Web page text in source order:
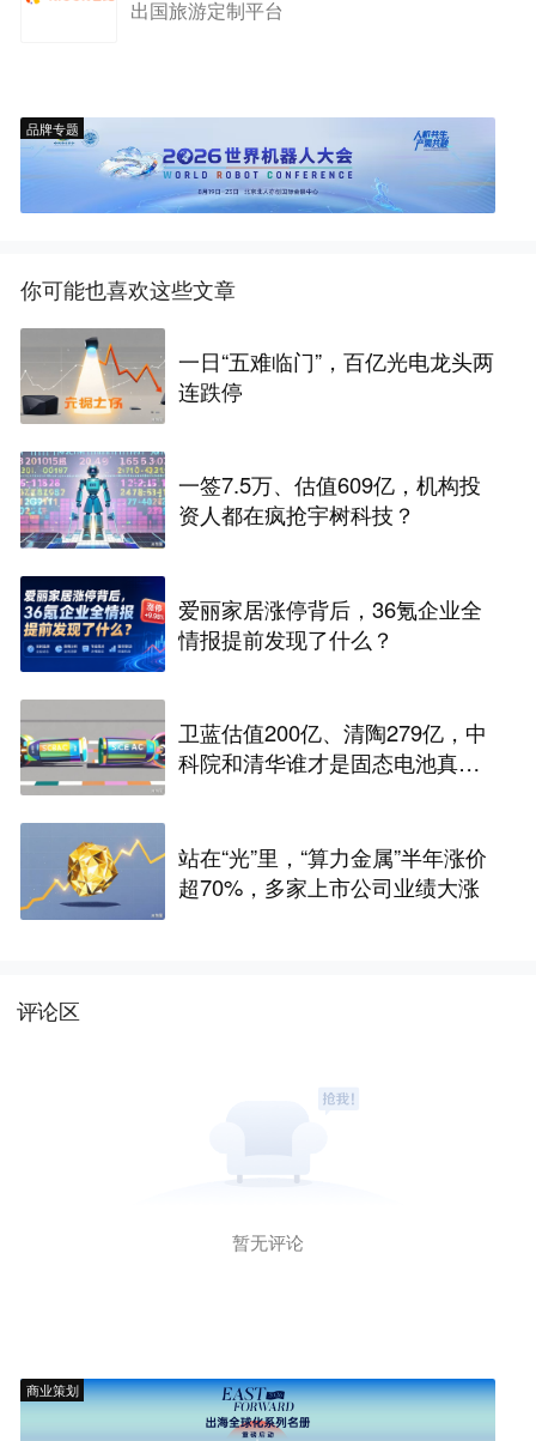
出国旅游定制平台
品牌专题
你可能也喜欢这些文章
一日“五难临门”，百亿光电龙头两
连跌停
一签7.5万、估值609亿，机构投
资人都在疯抢宇树科技？
爱丽家居涨停背后，36氪企业全
情报提前发现了什么？
卫蓝估值200亿、清陶279亿，中
科院和清华谁才是固态电池真正
站在“光”里，“算力金属”半年涨价
超70%，多家上市公司业绩大涨
评论区
暂无评论
商业策划